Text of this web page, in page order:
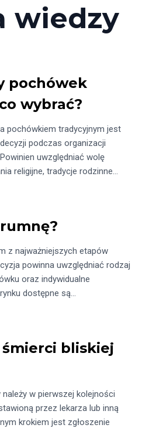
wiedzy
pochówek
wybrać?
pochówkiem tradycyjnym jest
podczas organizacji
uwzględniać wolę
religijne, tradycje rodzinne…
z najważniejszych etapów
powinna uwzględniać rodzaj
oraz indywidualne
dostępne są…
śmierci bliskiej
w pierwszej kolejności
przez lekarza lub inną
krokiem jest zgłoszenie